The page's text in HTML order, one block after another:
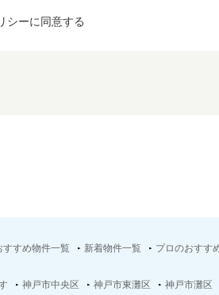
シーに同意する
すすめ物件一覧 新着物件一覧
プロのおすす
神戸市中央区 神戸市東灘区 神戸市灘区